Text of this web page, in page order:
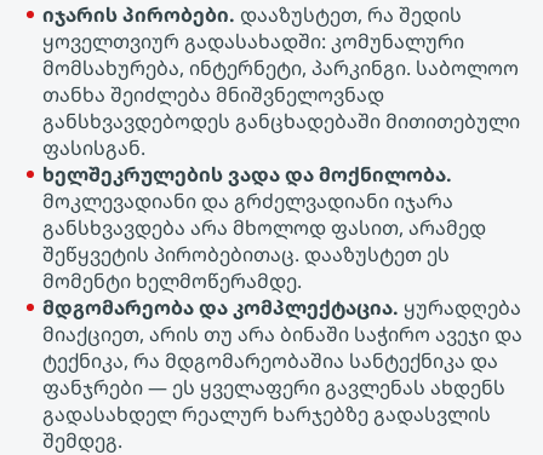
იჯარის პირობები. დააზუსტეთ, რა შედის
ყოველთვიურ გადასახადში: კომუნალური
მომსახურება, ინტერნეტი, პარკინგი. საბოლოო
თანხა შეიძლება მნიშვნელოვნად
განსხვავდებოდეს განცხადებაში მითითებული
ფასისგან.
ხელშეკრულების ვადა და მოქნილობა.
მოკლევადიანი და გრძელვადიანი იჯარა
განსხვავდება არა მხოლოდ ფასით, არამედ
შეწყვეტის პირობებითაც. დააზუსტეთ ეს
მომენტი ხელმოწერამდე.
მდგომარეობა და კომპლექტაცია. ყურადღება
მიაქციეთ, არის თუ არა ბინაში საჭირო ავეჯი და
ტექნიკა, რა მდგომარეობაშია სანტექნიკა და
ფანჯრები — ეს ყველაფერი გავლენას ახდენს
გადასახდელ რეალურ ხარჯებზე გადასვლის
შემდეგ.